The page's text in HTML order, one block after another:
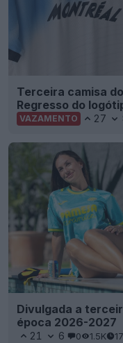
Terceira camisa
Regresso do
VAZAMENTO 27
Divulgada a
época 2026-2027
21 6 0 1.5K